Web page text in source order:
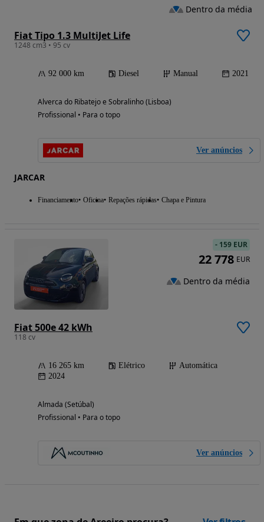
Fiat Tipo 1.3 MultiJet Life
1248 cm3 • 95 cv
92 000 km Diesel Manual 2021
Alverca do Ribatejo e Sobralinho (Lisboa)
Profissional • Para o topo
Ver anúncios
JARCAR
Financiamento Oficina Repações rápidas Chapa e Pintura
Dentro da média
Fiat 500e 42 kWh
118 cv
16 265 km Elétrico
Automática
2024
Almada (Setúbal)
Profissional • Para o topo
Ver anúncios
- 159 EUR
22 778 EUR
Dentro da média